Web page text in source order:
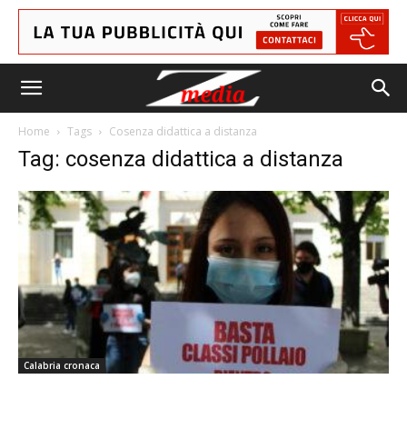
Home Tags Cosenza didattica a distanza
Tag: cosenza didattica a distanza
Calabria cronaca